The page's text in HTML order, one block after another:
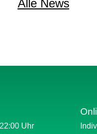
Alle News
Uhr